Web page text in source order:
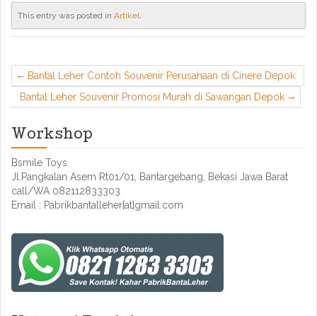
This entry was posted in Artikel.
Bantal Leher Contoh Souvenir Perusahaan di Cinere Depok
Bantal Leher Souvenir Promosi Murah di Sawangan Depok
Workshop
Bsmile Toys
Jl.Pangkalan Asem Rt01/01, Bantargebang, Bekasi Jawa Barat
call/WA 082112833303
Email : Pabrikbantalleher[at]gmail.com